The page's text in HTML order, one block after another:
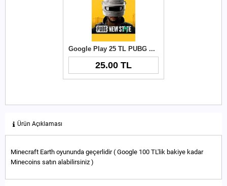
Google Play 25 TL PUBG New State NC
25.00 TL
Ürün Açıklaması
Minecraft Earth oyununda geçerlidir ( Google 100 TL'lik bakiye kadar
Minecoins satın alabilirsiniz )